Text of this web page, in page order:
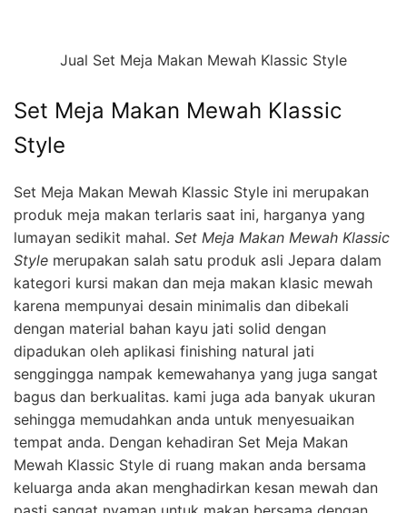
Jual Set Meja Makan Mewah Klassic Style
Set Meja Makan Mewah Klassic
Style
Set Meja Makan Mewah Klassic Style ini merupakan
produk meja makan terlaris saat ini, harganya yang
lumayan sedikit mahal. Set Meja Makan Mewah Klassic
Style merupakan salah satu produk asli Jepara dalam
kategori kursi makan dan meja makan klasic mewah
karena mempunyai desain minimalis dan dibekali
dengan material bahan kayu jati solid dengan
dipadukan oleh aplikasi finishing natural jati
senggingga nampak kemewahanya yang juga sangat
bagus dan berkualitas. kami juga ada banyak ukuran
sehingga memudahkan anda untuk menyesuaikan
tempat anda. Dengan kehadiran Set Meja Makan
Mewah Klassic Style di ruang makan anda bersama
keluarga anda akan menghadirkan kesan mewah dan